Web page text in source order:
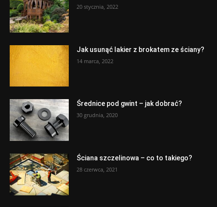
20 stycznia, 2022
Jak usunąć lakier z brokatem ze ściany?
14 marca, 2022
Średnice pod gwint – jak dobrać?
30 grudnia, 2020
Ściana szczelinowa – co to takiego?
28 czerwca, 2021